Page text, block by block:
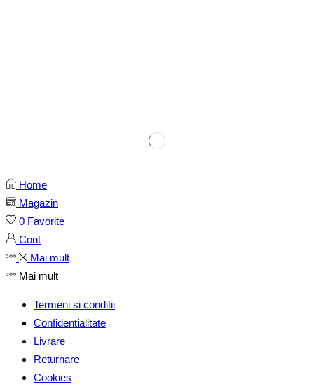
Home
Magazin
0 Favorite
Cont
Mai mult
Mai mult
Termeni si conditii
Confidentialitate
Livrare
Returnare
Cookies